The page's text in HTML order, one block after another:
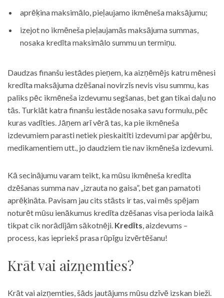
aprēķina maksimālo, pieļaujamo ikmēneša maksājumu;
izejot no ikmēneša pieļaujamās maksājuma summas,
nosaka kredīta maksimālo summu un termiņu.
Daudzas finanšu iestādes pieņem, ka aizņēmējs katru mēnesi
kredīta maksājuma dzēšanai novirzīs nevis visu summu, kas
paliks pēc ikmēneša izdevumu segšanas, bet gan tikai daļu no
tās. Turklāt katra finanšu iestāde nosaka savu formulu, pēc
kuras vadīties. Jāņem arī vērā tas, ka pie ikmēneša
izdevumiem parasti netiek pieskaitīti izdevumi par apģērbu,
medikamentiem utt., jo daudziem tie nav ikmēneša izdevumi.
Kā secinājumu varam teikt, ka mūsu ikmēneša kredīta
dzēšanas summa nav „izrauta no gaisa”, bet gan pamatoti
aprēķināta. Pavisam jau cits stāsts ir tas, vai mēs spējam
noturēt mūsu ienākumus kredīta dzēšanas visa perioda laikā
tikpat cik norādījām sākotnēji. Kredīts, aizdevums –
process, kas iepriekš prasa rūpīgu izvērtēšanu!
Krāt vai aizņemties?
Krāt vai aizņemties, šāds jautājums mūsu dzīvē izskan bieži.